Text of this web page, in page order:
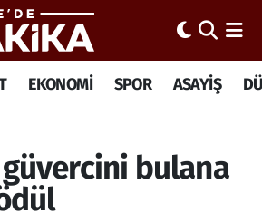
EKONOMİ SPOR ASAYİŞ
bulana
Durumu ve Fikstür